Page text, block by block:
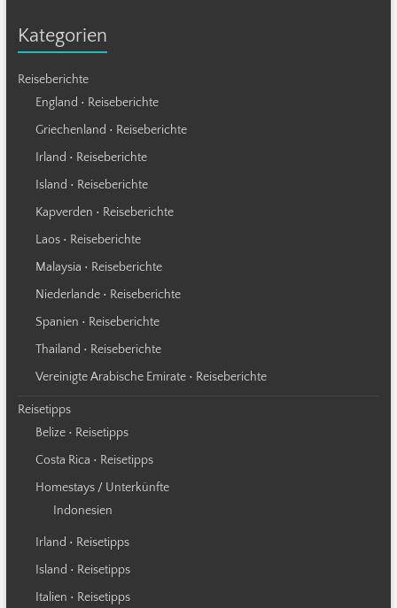
Kategorien
Reiseberichte
England • Reiseberichte
Griechenland • Reiseberichte
Irland • Reiseberichte
Island • Reiseberichte
Kapverden • Reiseberichte
Laos • Reiseberichte
Malaysia • Reiseberichte
Niederlande • Reiseberichte
Spanien • Reiseberichte
Thailand • Reiseberichte
Vereinigte Arabische Emirate • Reiseberichte
Reisetipps
Belize • Reisetipps
Costa Rica • Reisetipps
Homestays / Unterkünfte
Indonesien
Irland • Reisetipps
Island • Reisetipps
Italien • Reisetipps